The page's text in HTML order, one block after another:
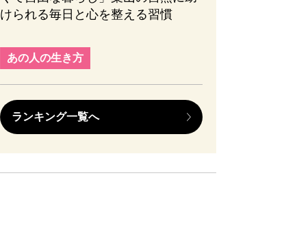
けられる毎日と心を整える習慣
あの人の生き方
ランキング一覧へ